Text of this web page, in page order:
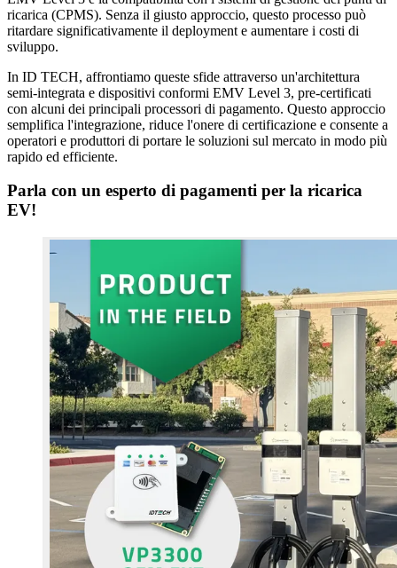
ricarica (CPMS). Senza il giusto approccio, questo processo può
ritardare significativamente il deployment e aumentare i costi di
sviluppo.
In ID TECH, affrontiamo queste sfide attraverso un'architettura
semi-integrata e dispositivi conformi EMV Level 3, pre-certificati
con alcuni dei principali processori di pagamento. Questo approccio
semplifica l'integrazione, riduce l'onere di certificazione e consente a
operatori e produttori di portare le soluzioni sul mercato in modo più
rapido ed efficiente.
Parla con un esperto di pagamenti per la ricarica
EV!